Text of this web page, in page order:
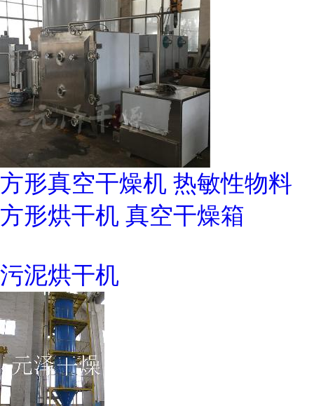
方形真空干燥机 热敏性物料
方形烘干机 真空干燥箱
污泥烘干机